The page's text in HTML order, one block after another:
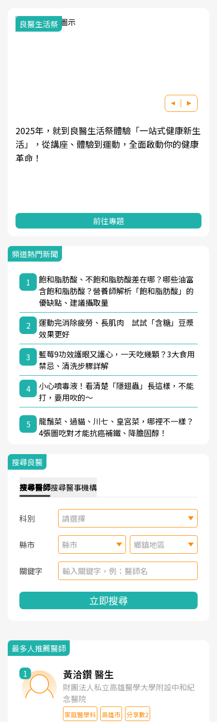
良醫生活祭
2025年，就到良醫生活祭體驗「一站式健康新生
活」，從講座、體驗到運動，全面啟動你的健康
革命！
前往專題
頻道熱門新聞
1
飽和脂肪酸、不飽和脂肪酸差在哪？哪些油富
含飽和脂肪酸？營養師解析「飽和脂肪酸」的
優缺點、建議攝取量
2
運動完消除疲勞、長肌肉 試試「含糖」豆漿
效果更好
3
藍莓9功效護眼又護心，一天吃幾顆？3大食用
禁忌、清洗步驟詳解
4
小心噴毒液！看清楚「隱翅蟲」長這樣，不能
打，要用吹的～
5
龍鬚菜、過貓、川七、皇宮菜，哪裡不一樣？
4張圖吃對才能抗癌補鐵、降膽固醇！
搜尋良醫
搜尋醫師搜尋醫事機構
科別 請選擇
縣市 縣市 鄉鎮地區
關鍵字
立即搜尋
最多人推薦醫師
1 黃洽鑽 醫生
財團法人私立高雄醫學大學附設中和紀
念醫院
家庭醫學科 高雄市 分享數2